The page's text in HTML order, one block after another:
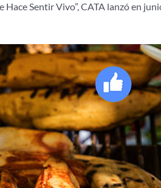
Hace Sentir Vivo”, CATA lanzó en